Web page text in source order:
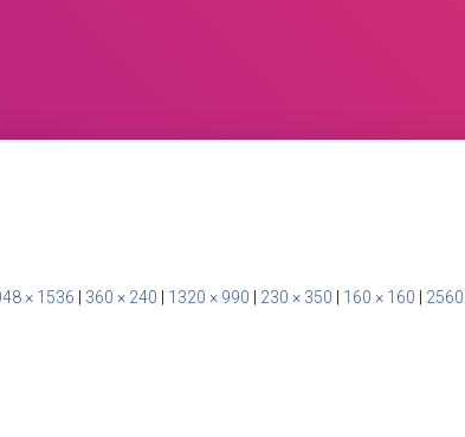
× 1536 360 × 240 1320 × 990 230 × 350 160 × 160